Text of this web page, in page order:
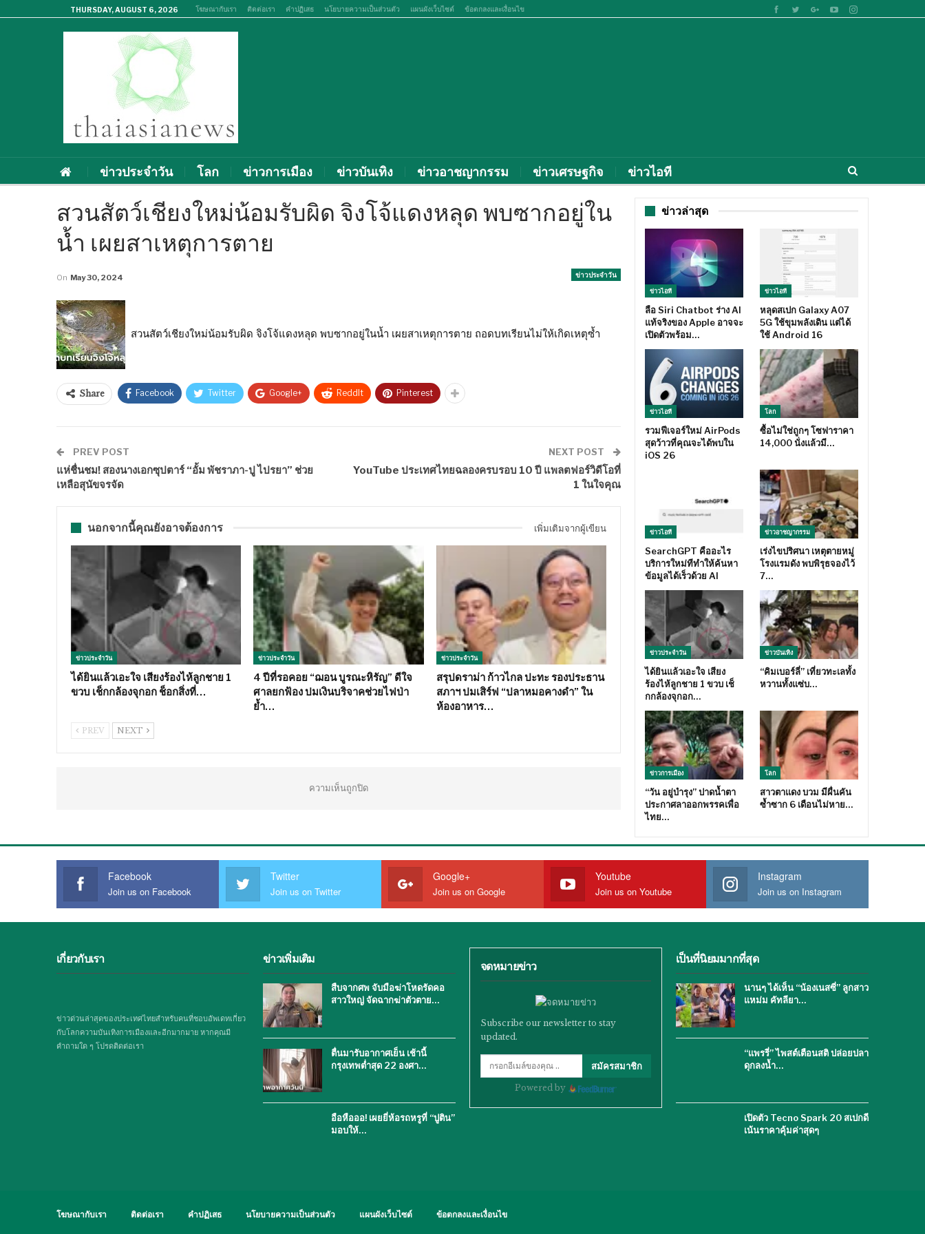
THURSDAY, AUGUST 6, 2026 โฆษณากับเรา ติดต่อเรา คำปฏิเสธ นโยบายความเป็นส่วนตัว แผนผังเว็บไซต์ ข้อตกลงและเงื่อนไข
ข่าวประจำวัน โลก ข่าวการเมือง ข่าวบันเทิง ข่าวอาชญากรรม ข่าวเศรษฐกิจ ข่าวไอที
สวนสัตว์เชียงใหม่น้อมรับผิด จิงโจ้แดงหลุด พบซากอยู่ใน
น้ำ เผยสาเหตุการตาย
ข่าวประจำวัน
On May 30, 2024
สวนสัตว์เชียงใหม่น้อมรับผิด จิงโจ้แดงหลุด พบซากอยู่ในน้ำ เผยสาเหตุการตาย ถอดบทเรียนไม่ให้เกิดเหตุซ้ำ
Share Facebook Twitter Google+ ReddIt Pinterest
PREV POST
แห่ชื่นชม! สองนางเอกซุปตาร์ “อั้ม พัชราภา-ปู ไปรยา” ช่วย
เหลือสุนัขจรจัด
NEXT POST
YouTube ประเทศไทยฉลองครบรอบ 10 ปี แพลตฟอร์วิดีโอที่
1 ในใจคุณ
นอกจากนี้คุณยังอาจต้องการ เพิ่มเติมจากผู้เขียน
ข่าวประจำวัน
ได้ยินแล้วเอะใจ เสียงร้องไห้ลูกชาย 1
ขวบ เช็กกล้องจุกอก ช็อกสิ่งที่…
ข่าวประจำวัน
4 ปีที่รอคอย “ฌอน บูรณะหิรัญ” ดีใจ
ศาลยกฟ้อง ปมเงินบริจาคช่วยไฟป่า
ย้ำ…
ข่าวประจำวัน
สรุปดราม่า ก้าวไกล ปะทะ รองประธาน
สภาฯ ปมเสิร์ฟ “ปลาหมอคางดำ” ใน
ห้องอาหาร…
PREV NEXT
ความเห็นถูกปิด
ข่าวล่าสุด
ข่าวไอที
ลือ Siri Chatbot ร่าง AI
แท้จริงของ Apple อาจจะ
เปิดตัวพร้อม…
ข่าวไอที
หลุดสเปก Galaxy A07
5G ใช้ขุมพลังเดิน แต่ได้
ใช้ Android 16
ข่าวไอที
รวมฟีเจอร์ใหม่ AirPods
สุดว้าวที่คุณจะได้พบใน
iOS 26
โลก
ซื้อไม่ใช่ถูกๆ โซฟาราคา
14,000 นั่งแล้วมี…
ข่าวไอที
SearchGPT คืออะไร
บริการใหม่ทีทำให้ค้นหา
ข้อมูลได้เร็วด้วย AI
ข่าวอาชญากรรม
เร่งไขปริศนา เหตุตายหมู่
โรงแรมดัง พบพิรุธจองไว้
7…
ข่าวประจำวัน
ได้ยินแล้วเอะใจ เสียง
ร้องไห้ลูกชาย 1 ขวบ เช็
กกล้องจุกอก…
ข่าวบันเทิง
“คิมเบอร์ลี่” เที่ยวทะเลทั้ง
หวานทั้งแซ่บ…
ข่าวการเมือง
“วัน อยู่บำรุง” ปาดน้ำตา
ประกาศลาออกพรรคเพื่อ
ไทย…
โลก
สาวตาแดง บวม มีผื่นคัน
ซ้ำซาก 6 เดือนไม่หาย…
Facebook
Join us on Facebook
Twitter
Join us on Twitter
Google+
Join us on Google
Youtube
Join us on Youtube
Instagram
Join us on Instagram
เกี่ยวกับเรา
ข่าวด่วนล่าสุดของประเทศไทยสำหรับคนที่ชอบอัพเดทเกี่ยว
กับโลกความบันเทิงการเมืองและอีกมากมาย หากคุณมี
คำถามใด ๆ โปรดติดต่อเรา
ข่าวเพิ่มเติม
สืบจากศพ จับมือฆ่าโหดรัดคอ
สาวใหญ่ จัดฉากฆ่าตัวตาย…
ตื่นมารับอากาศเย็น เช้านี้
กรุงเทพต่ำสุด 22 องศา…
อือหือออ! เผยยี่ห้อรถหรูที่ “ปูติน”
มอบให้…
จดหมายข่าว
Subscribe our newsletter to stay
updated.
สมัครสมาชิก
Powered by
เป็นที่นิยมมากที่สุด
นานๆ ได้เห็น “น้องเนสซี่” ลูกสาว
แหม่ม คัทลียา…
“แพรรี่” ไพสต์เตือนสติ ปล่อยปลา
ดุกลงน้ำ…
เปิดตัว Tecno Spark 20 สเปกดี
เน้นราคาคุ้มค่าสุดๆ
โฆษณากับเรา ติดต่อเรา คำปฏิเสธ นโยบายความเป็นส่วนตัว แผนผังเว็บไซต์ ข้อตกลงและเงื่อนไข